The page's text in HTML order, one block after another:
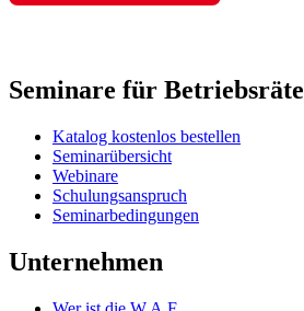
Seminare für Betriebsräte
Katalog kostenlos bestellen
Seminarübersicht
Webinare
Schulungsanspruch
Seminarbedingungen
Unternehmen